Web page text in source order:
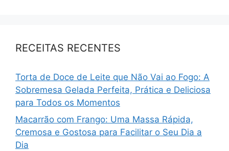
RECEITAS RECENTES
Torta de Doce de Leite que Não Vai ao Fogo: A
Sobremesa Gelada Perfeita, Prática e Deliciosa
para Todos os Momentos
Macarrão com Frango: Uma Massa Rápida,
Cremosa e Gostosa para Facilitar o Seu Dia a
Dia